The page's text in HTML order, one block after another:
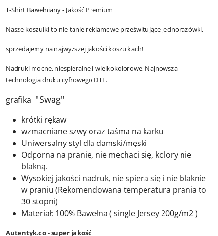
T-Shirt Bawełniany - Jakość Premium
Nasze koszulki to nie tanie reklamowe prześwitujące jednorazówki,
sprzedajemy na najwyższej jakości koszulkach!
Nadruki mocne, niespieralne i wielkokolorowe, Najnowsza
technologia druku cyfrowego DTF.
grafika "Swag"
krótki rękaw
wzmacniane szwy oraz taśma na karku
Uniwersalny styl dla damski/męski
Odporna na pranie, nie mechaci się, kolory nie
blakną.
Wysokiej jakości nadruk, nie spiera się i nie blaknie
w praniu (Rekomendowana temperatura prania to
30 stopni)
Materiał: 100% Bawełna ( single Jersey 200g/m2 )
Autentyk.co - super jakość